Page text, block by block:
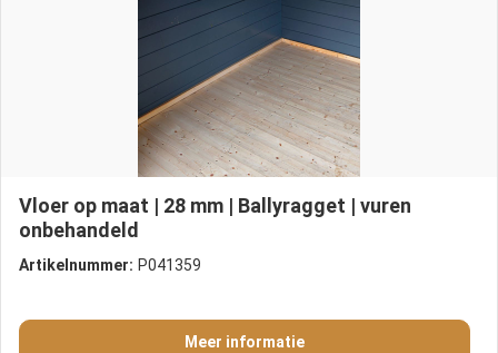
Vloer op maat | 28 mm | Ballyragget | vuren
onbehandeld
Artikelnummer: P041359
Meer informatie